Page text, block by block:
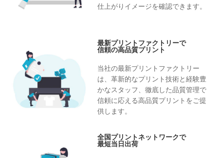
仕上がりイメージを確認できます。
最新プリントファクトリーで
信頼の高品質プリント
当社の最新プリントファクトリー
は、革新的なプリント技術と経験豊
かなスタッフ、徹底した品質管理で
信頼に応える高品質プリントをご提
供します。
全国プリントネットワークで
最短当日出荷